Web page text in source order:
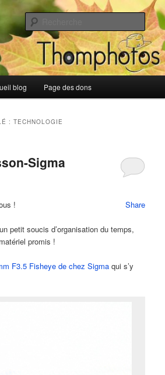
blog Page des dons
:TECHNOLOGIE
Sigma
Share
!
petit soucis d’organisation du temps,
promis !
F3.5 Fisheye de chez Sigma qui s’y